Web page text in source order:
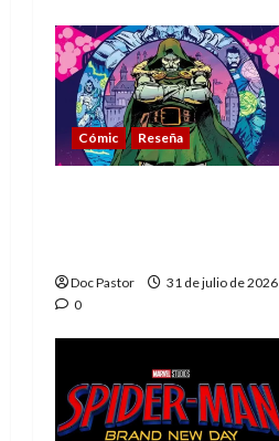
Cómic Reseña
Doc Pastor
31 de julio de 2026
0